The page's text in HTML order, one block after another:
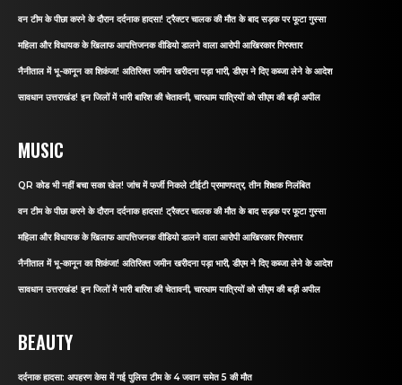
वन टीम के पीछा करने के दौरान दर्दनाक हादसा! ट्रैक्टर चालक की मौत के बाद सड़क पर फूटा गुस्सा
महिला और विधायक के खिलाफ आपत्तिजनक वीडियो डालने वाला आरोपी आखिरकार गिरफ्तार
नैनीताल में भू-कानून का शिकंजा! अतिरिक्त जमीन खरीदना पड़ा भारी, डीएम ने दिए कब्जा लेने के आदेश
सावधान उत्तराखंड! इन जिलों में भारी बारिश की चेतावनी, चारधाम यात्रियों को सीएम की बड़ी अपील
MUSIC
QR कोड भी नहीं बचा सका खेल! जांच में फर्जी निकले टीईटी प्रमाणपत्र, तीन शिक्षक निलंबित
वन टीम के पीछा करने के दौरान दर्दनाक हादसा! ट्रैक्टर चालक की मौत के बाद सड़क पर फूटा गुस्सा
महिला और विधायक के खिलाफ आपत्तिजनक वीडियो डालने वाला आरोपी आखिरकार गिरफ्तार
नैनीताल में भू-कानून का शिकंजा! अतिरिक्त जमीन खरीदना पड़ा भारी, डीएम ने दिए कब्जा लेने के आदेश
सावधान उत्तराखंड! इन जिलों में भारी बारिश की चेतावनी, चारधाम यात्रियों को सीएम की बड़ी अपील
BEAUTY
दर्दनाक हादसा: अपहरण केस में गई पुलिस टीम के 4 जवान समेत 5 की मौत